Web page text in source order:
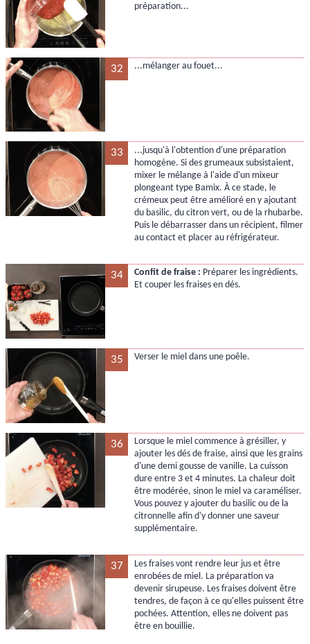
préparation...
32 ...mélanger au fouet...
33
...jusqu'à l'obtention d'une préparation
homogène. Si des grumeaux subsistaient,
mixer le mélange à l'aide d'un mixeur
plongeant type Bamix. À ce stade, le
crémeux peut être amélioré en y ajoutant
du basilic, du citron vert, ou de la rhubarbe.
Puis le débarrasser dans un récipient, filmer
au contact et placer au réfrigérateur.
34 Confit de fraise : Préparer les ingrédients.
Et couper les fraises en dés.
35 Verser le miel dans une poêle.
36
Lorsque le miel commence à grésiller, y
ajouter les dés de fraise, ainsi que les grains
d'une demi gousse de vanille. La cuisson
dure entre 3 et 4 minutes. La chaleur doit
être modérée, sinon le miel va caraméliser.
Vous pouvez y ajouter du basilic ou de la
citronnelle afin d'y donner une saveur
supplémentaire.
37
Les fraises vont rendre leur jus et être
enrobées de miel. La préparation va
devenir sirupeuse. Les fraises doivent être
tendres, de façon à ce qu'elles puissent être
pochées. Attention, elles ne doivent pas
être en bouillie.